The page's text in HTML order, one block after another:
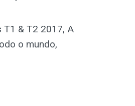
T1 & T2 2017, A
o mundo,